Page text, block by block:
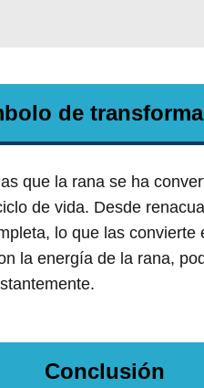
de
que la rana se ha
de vida. Desde
lo que las
la energía de la rana,
Conclusión